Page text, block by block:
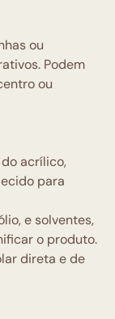
ou
Podem
ou
acrílico,
para
e solventes,
o produto.
direta e de